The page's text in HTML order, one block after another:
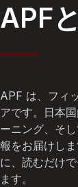
APF
APF は、フィ
アです。日本
ーニング、そ
報をお届けし
に、読むだけ
ます。